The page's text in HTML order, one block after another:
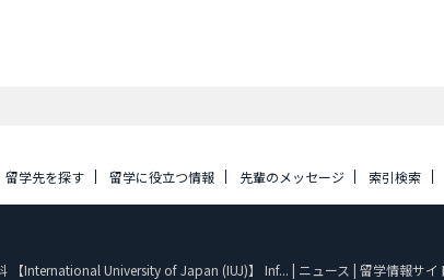
留学先を探す 留学に役立つ情報 先輩のメッセージ 索引検索
【International University of Japan (IUJ)】 Inf... | ニュース | 留学情報サ